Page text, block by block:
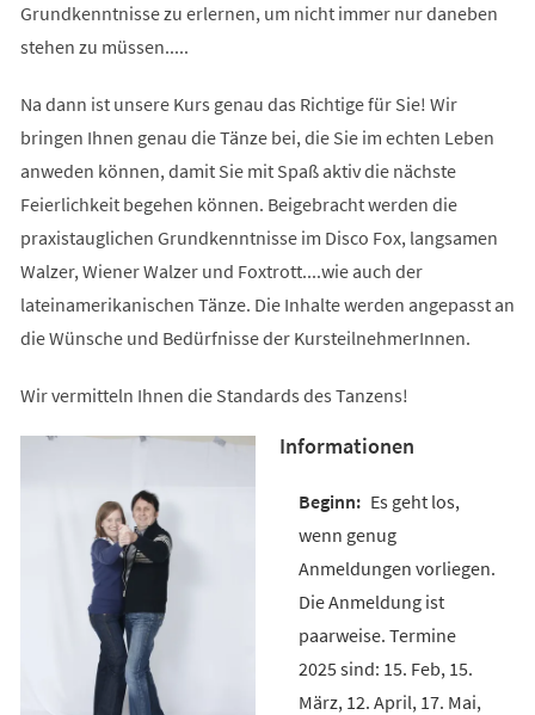
Grundkenntnisse zu erlernen, um nicht immer nur daneben
stehen zu müssen.....
Na dann ist unsere Kurs genau das Richtige für Sie! Wir
bringen Ihnen genau die Tänze bei, die Sie im echten Leben
anweden können, damit Sie mit Spaß aktiv die nächste
Feierlichkeit begehen können. Beigebracht werden die
praxistauglichen Grundkenntnisse im Disco Fox, langsamen
Walzer, Wiener Walzer und Foxtrott....wie auch der
lateinamerikanischen Tänze. Die Inhalte werden angepasst an
die Wünsche und Bedürfnisse der KursteilnehmerInnen.
Wir vermitteln Ihnen die Standards des Tanzens!
Informationen
Es geht los,
wenn genug
Anmeldungen vorliegen.
Die Anmeldung ist
paarweise. Termine
2025 sind: 15. Feb, 15.
März, 12. April, 17. Mai,